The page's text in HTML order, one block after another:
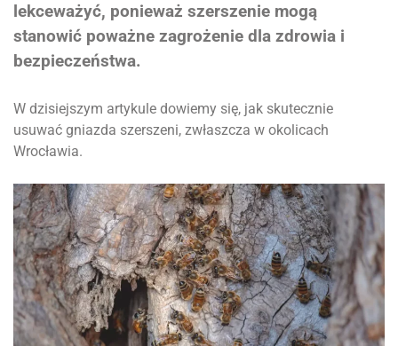
lekceważyć, ponieważ szerszenie mogą
stanowić poważne zagrożenie dla zdrowia i
bezpieczeństwa.
W dzisiejszym artykule dowiemy się, jak skutecznie
usuwać gniazda szerszeni, zwłaszcza w okolicach
Wrocławia.